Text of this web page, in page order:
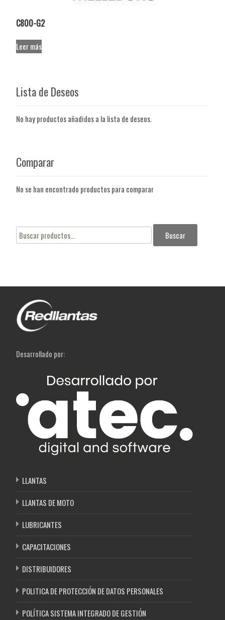
C800-G2
Leer más
Lista de Deseos
No hay productos añadidos a la lista de deseos.
Comparar
No se han encontrado productos para comparar
Buscar
por:
Buscar
Desarrollado por:
LLANTAS
LLANTAS DE MOTO
LUBRICANTES
CAPACITACIONES
DISTRIBUIDORES
POLITICA DE PROTECCIÓN DE DATOS PERSONALES
POLÍTICA SISTEMA INTEGRADO DE GESTIÓN